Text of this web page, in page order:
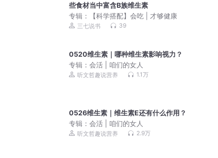
些食材当中富含B族维生素
专辑：
【科学搭配】会吃 | 才够健康
三七说书 39
0520维生素｜哪种维生素影响视力？
专辑：会活 | 咱们的女人
听文哲趣说营养 1.1万
0526维生素｜维生素E还有什么作用？
专辑：会活 | 咱们的女人
听文哲趣说营养 2.9万